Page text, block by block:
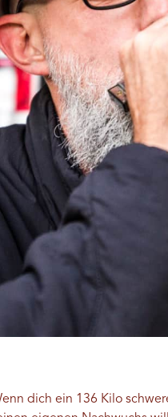
dich ein 136 Kilo